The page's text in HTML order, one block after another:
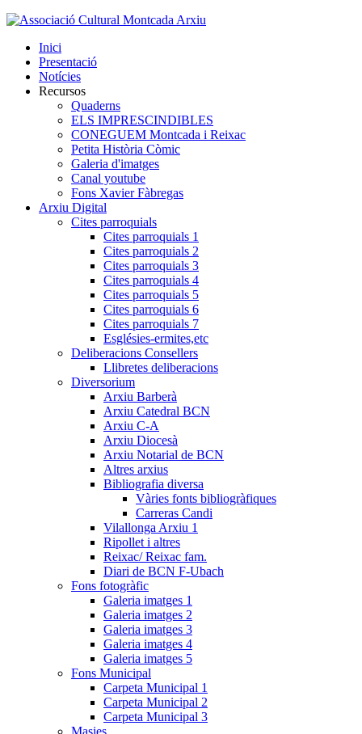
Inici
Presentació
Notícies
Recursos
Quaderns
ELS IMPRESCINDIBLES
CONEGUEM Montcada i Reixac
Petita Història Còmic
Galeria d'imatges
Canal youtube
Fons Xavier Fàbregas
Arxiu Digital
Cites parroquials
Cites parroquials 1
Cites parroquials 2
Cites parroquials 3
Cites parroquials 4
Cites parroquials 5
Cites parroquials 6
Cites parroquials 7
Esglésies-ermites,etc
Deliberacions Consellers
Llibretes deliberacions
Diversorium
Arxiu Barberà
Arxiu Catedral BCN
Arxiu C-A
Arxiu Diocesà
Arxiu Notarial de BCN
Altres arxius
Bibliografia diversa
Vàries fonts bibliogràfiques
Carreras Candi
Vilallonga Arxiu 1
Ripollet i altres
Reixac/ Reixac fam.
Diari de BCN F-Ubach
Fons fotogràfic
Galeria imatges 1
Galeria imatges 2
Galeria imatges 3
Galeria imatges 4
Galeria imatges 5
Fons Municipal
Carpeta Municipal 1
Carpeta Municipal 2
Carpeta Municipal 3
Masies